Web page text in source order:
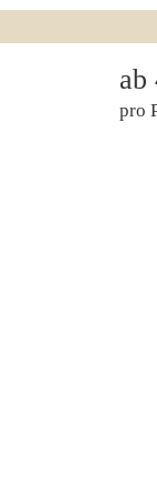
ab
pro